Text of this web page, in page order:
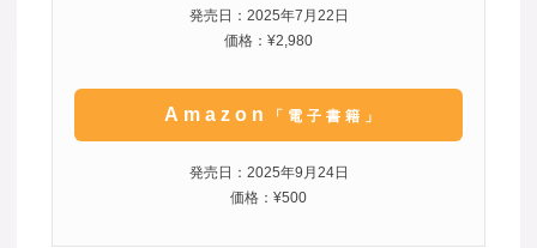
発売日：2025年7月22日
価格：¥2,980
Amazon 「電子書籍」
発売日：2025年9月24日
価格：¥500